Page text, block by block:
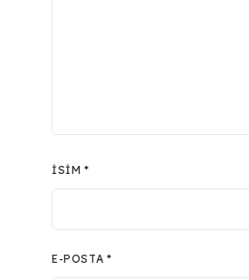
İSIM*
E-POSTA *